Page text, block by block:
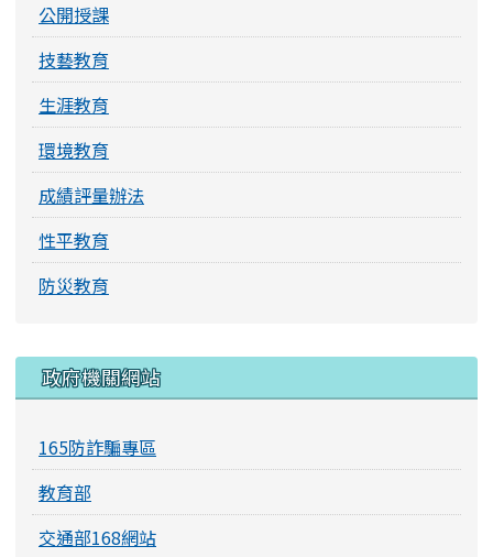
公開授課
技藝教育
生涯教育
環境教育
成績評量辦法
性平教育
防災教育
右邊區域內容
政府機關網站
165防詐騙專區
教育部
交通部168網站